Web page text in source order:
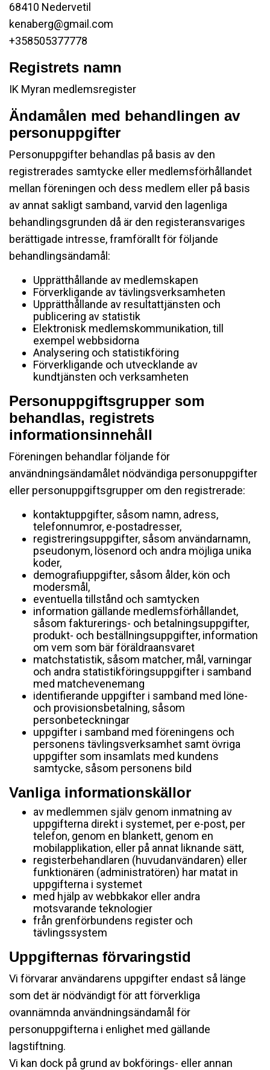
68410 Nedervetil
kenaberg@gmail.com
+358505377778
Registrets namn
IK Myran medlemsregister
Ändamålen med behandlingen av
personuppgifter
Personuppgifter behandlas på basis av den
registrerades samtycke eller medlemsförhållandet
mellan föreningen och dess medlem eller på basis
av annat sakligt samband, varvid den lagenliga
behandlingsgrunden då är den registeransvariges
berättigade intresse, framförallt för följande
behandlingsändamål:
Upprätthållande av medlemskapen
Förverkligande av tävlingsverksamheten
Upprätthållande av resultattjänsten och
publicering av statistik
Elektronisk medlemskommunikation, till
exempel webbsidorna
Analysering och statistikföring
Förverkligande och utvecklande av
kundtjänsten och verksamheten
Personuppgiftsgrupper som
behandlas, registrets
informationsinnehåll
Föreningen behandlar följande för
användningsändamålet nödvändiga personuppgifter
eller personuppgiftsgrupper om den registrerade:
kontaktuppgifter, såsom namn, adress,
telefonnumror, e-postadresser,
registreringsuppgifter, såsom användarnamn,
pseudonym, lösenord och andra möjliga unika
koder,
demografiuppgifter, såsom ålder, kön och
modersmål,
eventuella tillstånd och samtycken
information gällande medlemsförhållandet,
såsom fakturerings- och betalningsuppgifter,
produkt- och beställningsuppgifter, information
om vem som bär föräldraansvaret
matchstatistik, såsom matcher, mål, varningar
och andra statistikföringsuppgifter i samband
med matchevenemang
identifierande uppgifter i samband med löne-
och provisionsbetalning, såsom
personbeteckningar
uppgifter i samband med föreningens och
personens tävlingsverksamhet samt övriga
uppgifter som insamlats med kundens
samtycke, såsom personens bild
Vanliga informationskällor
av medlemmen själv genom inmatning av
uppgifterna direkt i systemet, per e-post, per
telefon, genom en blankett, genom en
mobilapplikation, eller på annat liknande sätt,
registerbehandlaren (huvudanvändaren) eller
funktionären (administratören) har matat in
uppgifterna i systemet
med hjälp av webbkakor eller andra
motsvarande teknologier
från grenförbundens register och
tävlingssystem
Uppgifternas förvaringstid
Vi förvarar användarens uppgifter endast så länge
som det är nödvändigt för att förverkliga
ovannämnda användningsändamål för
personuppgifterna i enlighet med gällande
lagstiftning.
Vi kan dock på grund av bokförings- eller annan